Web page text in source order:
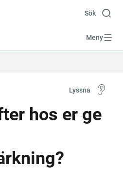
Sök
Meny
Lyssna
hos er ge